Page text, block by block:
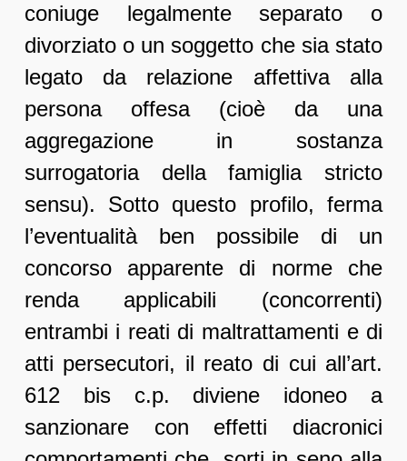
coniuge legalmente separato o
divorziato o un soggetto che sia stato
legato da relazione affettiva alla
persona offesa (cioè da una
aggregazione in sostanza
surrogatoria della famiglia stricto
sensu). Sotto questo profilo, ferma
l’eventualità ben possibile di un
concorso apparente di norme che
renda applicabili (concorrenti)
entrambi i reati di maltrattamenti e di
atti persecutori, il reato di cui all’art.
612 bis c.p. diviene idoneo a
sanzionare con effetti diacronici